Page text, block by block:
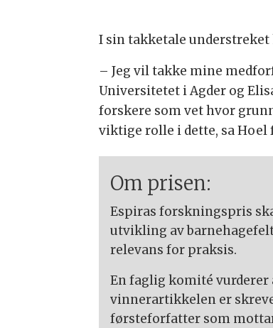
I sin takketale
– Jeg vil takke mine
Universitetet i Agder og
forskere som vet hvor
viktige rolle i dette, sa Hoel
Om prisen:
Espiras forskningspris
utvikling av
relevans for praksis.
En faglig komité
vinnerartikkelen er
førsteforfatter som